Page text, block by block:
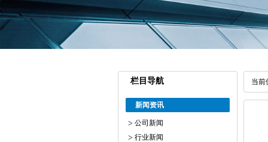
栏目导航
新闻资讯
公司新闻
行业新闻
当前